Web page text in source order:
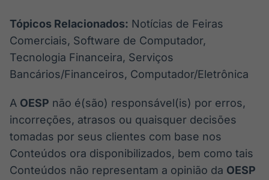
Tópicos Relacionados: Notícias de Feiras
Comerciais, Software de Computador,
Tecnologia Financeira, Serviços
Bancários/Financeiros, Computador/Eletrônica
A OESP não é(são) responsável(is) por erros,
incorreções, atrasos ou quaisquer decisões
tomadas por seus clientes com base nos
Conteúdos ora disponibilizados, bem como tais
Conteúdos não representam a opinião da OESP